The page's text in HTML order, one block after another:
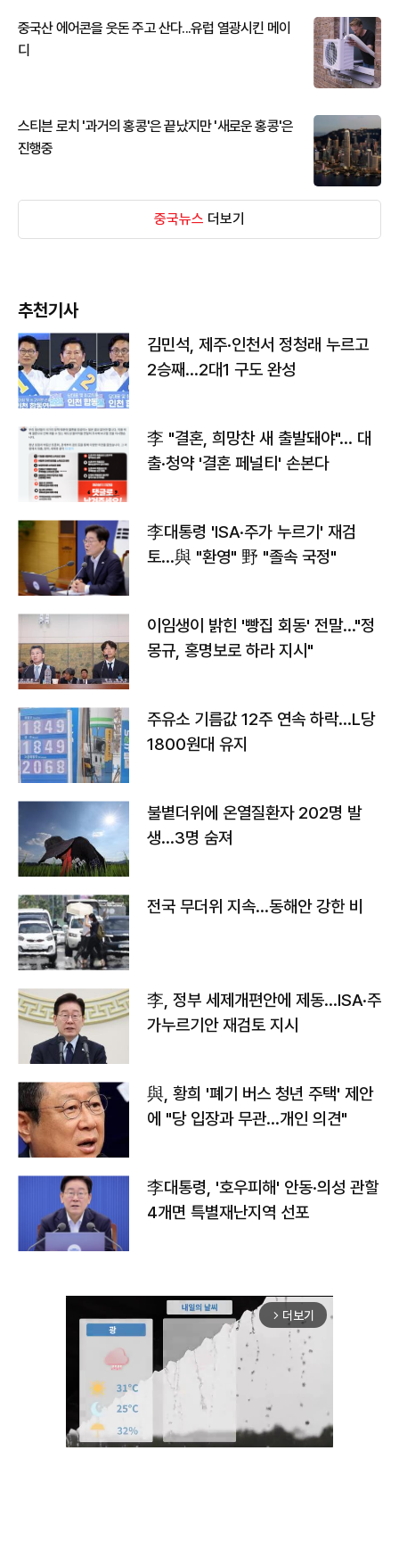
중국산 에어콘을 웃돈 주고 산다...유럽 열광시킨 메이
디
스티븐 로치 '과거의 홍콩'은 끝났지만 '새로운 홍콩'은
진행중
중국뉴스 더보기
추천기사
김민석, 제주·인천서 정청래 누르고
2승째…2대1 구도 완성
李 "결혼, 희망찬 새 출발돼야"… 대
출·청약 '결혼 페널티' 손본다
李대통령 'ISA·주가 누르기' 재검
토…與 "환영" 野 "졸속 국정"
이임생이 밝힌 '빵집 회동' 전말…"정
몽규, 홍명보로 하라 지시"
주유소 기름값 12주 연속 하락…L당
1800원대 유지
불볕더위에 온열질환자 202명 발
생…3명 숨져
전국 무더위 지속…동해안 강한 비
李, 정부 세제개편안에 제동…ISA·주
가누르기안 재검토 지시
與, 황희 '폐기 버스 청년 주택' 제안
에 "당 입장과 무관…개인 의견"
李대통령, '호우피해' 안동·의성 관할
4개면 특별재난지역 선포
arrow_forward_ios 더보기